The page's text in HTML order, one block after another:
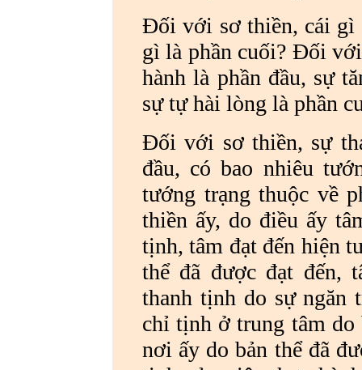
Đối với sơ thiền, cái gì
gì là phần cuối? Đối
hành là phần đầu, sự
sự tự hài lòng là phần
Đối với sơ thiền, sự
đầu, có bao nhiêu
tướng trạng thuộc về
thiền ấy, do điều ấy
tịnh, tâm đạt đến hiện
thể đã được đạt đến,
thanh tịnh do sự ngăn
chỉ tịnh ở trung tâm do
nơi ấy do bản thể đã